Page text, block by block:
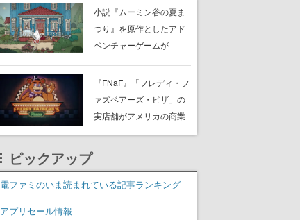
小説『ムーミン谷の夏ま
つり』を原作としたアド
ベンチャーゲームが
PC（Steam）向けに2026
年秋発売へ。手描きアー
トの雰囲気が良すぎる最
『FNaF』「フレディ・フ
ァズベアーズ・ピザ」の
実店舗がアメリカの商業
施設「American Dream」
発、食事だけでなくステ
ージショーや没入型のホ
ピックアップ
電ファミのいま読まれている記事ランキング
アプリセール情報